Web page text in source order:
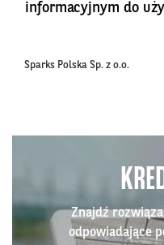
informacyjnym do
Sparks Polska Sp. z o.o.
Znajdź
odpowiadające